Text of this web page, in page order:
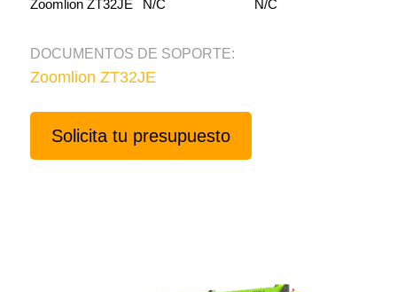
Zoomlion ZT32JE
N/C
N/C
DOCUMENTOS DE SOPORTE:
Zoomlion ZT32JE
Solicita tu presupuesto